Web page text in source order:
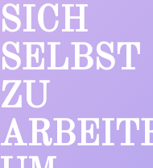
SICH
SELBST
ZU